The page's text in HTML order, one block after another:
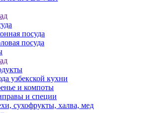
посуда
посуда
узбекской кухни
и компоты
и специи
сухофрукты, халва, мед